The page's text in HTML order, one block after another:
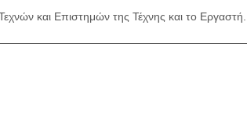
και Επιστημών της Τέχνης και το Εργαστή...